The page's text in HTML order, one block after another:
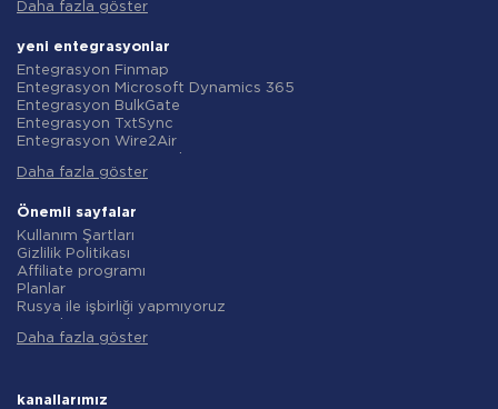
Entegrasyon Gmail
Entegrasyon ClickUp
Entegrasyon Airtable
Entegrasyon Google Contacts
Entegrasyon OpenAI (ChatGPT)
Entegrasyon Instagram
Entegrasyon ActiveCampaign
Entegrasyon Typeform
Entegrasyon Salesforce CRM
Entegrasyon Notion
Entegrasyon AWeber
Entegrasyon Asana
Entegrasyon ZOHO CRM
Entegrasyon Webhooks
Entegrasyon GetResponse
Entegrasyon WooCommerce
Entegrasyon Todoist
Daha fazla göster
yeni entegrasyonlar
Entegrasyon Finmap
Entegrasyon Microsoft Dynamics 365
Entegrasyon BulkGate
Entegrasyon TxtSync
Entegrasyon Wire2Air
Entegrasyon Infobip
Entegrasyon AtomPark
Entegrasyon TXTImpact
Entegrasyon Campaign Monitor
Entegrasyon CM.com
Entegrasyon D7 Networks
Entegrasyon SMS.to
Entegrasyon SMSGlobal
Entegrasyon Textlocal
Daha fazla göster
Önemli sayfalar
Kullanım Şartları
Gizlilik Politikası
Affiliate programı
Planlar
Rusya ile işbirliği yapmıyoruz
iade politikasi
Hakkında
Daha fazla göster
kanallarımız